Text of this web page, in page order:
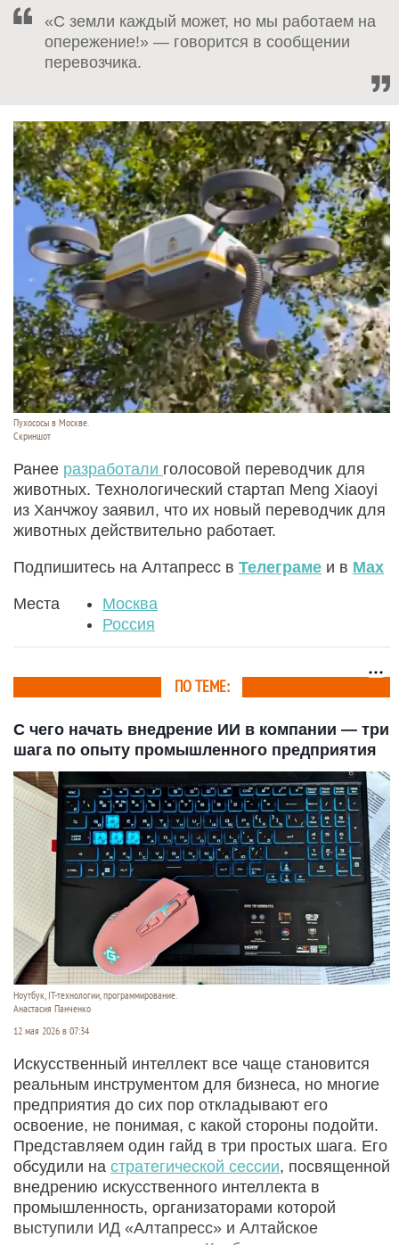
«С земли каждый может, но мы работаем на
опережение!» — говорится в сообщении
перевозчика.
Пухососы в Москве.
Скриншот
Ранее разработали голосовой переводчик для
животных. Технологический стартап Meng Xiaoyi
из Ханчжоу заявил, что их новый переводчик для
животных действительно работает.
Подпишитесь на Алтапресс в Телеграме и в Max
Места
Москва
Россия
ПО ТЕМЕ:
С чего начать внедрение ИИ в компании — три
шага по опыту промышленного предприятия
Ноутбук, IT-технологии, программирование.
Анастасия Панченко
12 мая 2026 в 07:34
Искусственный интеллект все чаще становится
реальным инструментом для бизнеса, но многие
предприятия до сих пор откладывают его
освоение, не понимая, с какой стороны подойти.
Представляем один гайд в три простых шага. Его
обсудили на стратегической сессии, посвященной
внедрению искусственного интеллекта в
промышленность, организаторами которой
выступили ИД «Алтапресс» и Алтайское